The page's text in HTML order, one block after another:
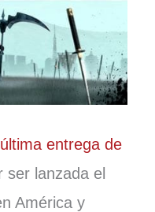
última entrega de
ser lanzada el
América y